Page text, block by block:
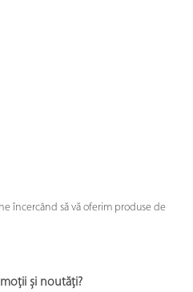
încercând să vă oferim produse de
și noutăți?